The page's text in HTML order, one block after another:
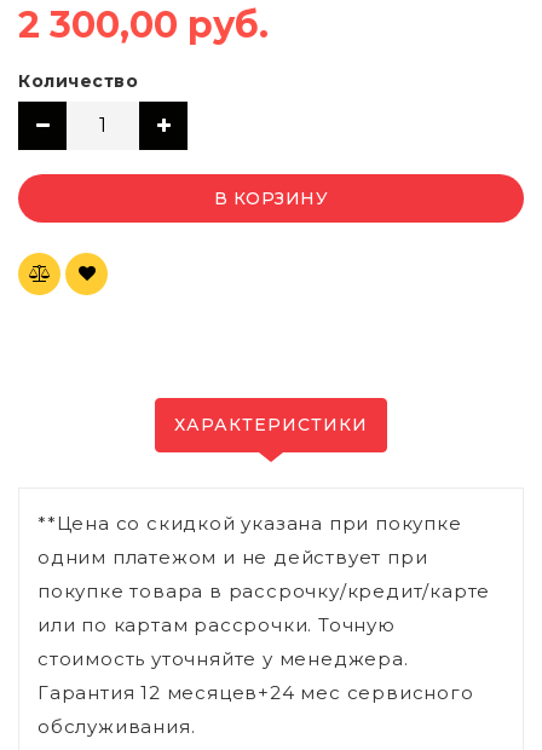
2 300,00 руб.
Количество
В КОРЗИНУ
ХАРАКТЕРИСТИКИ
**Цена со скидкой указана при покупке
одним платежом и не действует при
покупке товара в рассрочку/кредит/карте
или по картам рассрочки. Точную
стоимость уточняйте у менеджера.
Гарантия 12 месяцев+24 мес сервисного
обслуживания.